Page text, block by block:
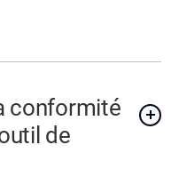
conformité
de